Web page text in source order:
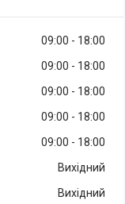
09:00
18:00
09:00
18:00
09:00
18:00
09:00
18:00
09:00
18:00
Вихідний
Вихідний